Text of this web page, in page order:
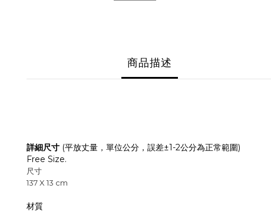
商品描述
詳細尺寸 (平放丈量，單位公分，誤差±1-2公分為正常範圍)
Free Size.
尺寸
137 X 13 cm
材質